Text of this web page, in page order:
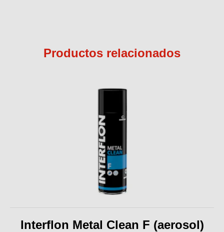
Productos relacionados
Interflon Metal Clean F (aerosol)